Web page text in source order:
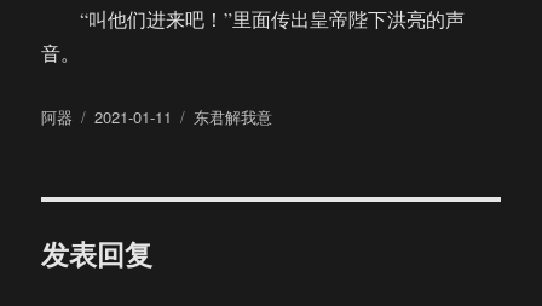
“叫他们进来吧！”里面传出皇帝陛下洪亮的声
音。
作
阿器
发
2021-01-11
分
东君解我意
发表回复